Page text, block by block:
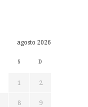
agosto 2026
S D
1 2
8 9